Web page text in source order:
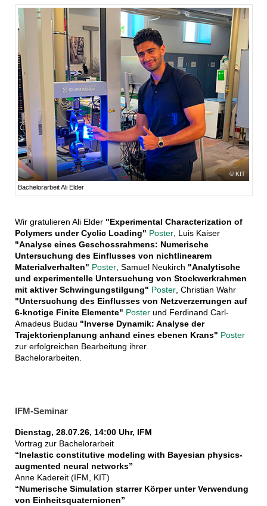
KIT
Bachelorarbeit Ali Elder
Wir gratulieren Ali Elder "Experimental Characterization of
Polymers under Cyclic Loading" Poster, Luis Kaiser
"Analyse eines Geschossrahmens: Numerische
Untersuchung des Einflusses von nichtlinearem
Materialverhalten" Poster, Samuel Neukirch "Analytische
und experimentelle Untersuchung von Stockwerkrahmen
mit aktiver Schwingungstilgung" Poster, Christian Wahr
"Untersuchung des Einflusses von Netzverzerrungen auf
6-knotige Finite Elemente" Posterund Ferdinand Carl-
Amadeus Budau "Inverse Dynamik: Analyse der
Trajektorienplanung anhand eines ebenen Krans" Poster
zur erfolgreichen Bearbeitung ihrer
Bachelorarbeiten.
IFM-Seminar
Dienstag, 28.07.26, 14:00 Uhr, IFM
Vortrag zur Bachelorarbeit
“Inelastic constitutive modeling with Bayesian physics-
augmented neural networks”
Anne Kadereit (IFM, KIT)
“Numerische Simulation starrer Körper unter Verwendung
von Einheitsquaternionen”